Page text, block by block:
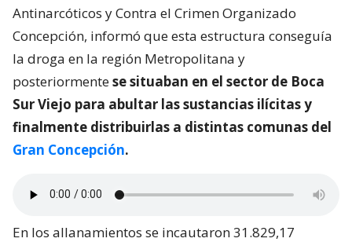
Antinarcóticos y Contra el Crimen Organizado
Concepción, informó que esta estructura conseguía
la droga en la región Metropolitana y
posteriormentese situaban en el sector de Boca
Sur Viejo para abultar las sustancias ilícitas y
finalmente distribuirlas a distintas comunas del
Gran Concepción.
En los allanamientos se incautaron 31.829,17